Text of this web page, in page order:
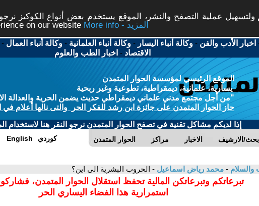
عملية التصفح والنشر، الموقع يستخدم بعض أنواع الكوكيز
on our website
More info - المزيد
اخبار الأدب والفن -وكالة أنباء اليسار -وكالة أنباء العلمانية -وكالة أنباء العمال
الاقتصاد - اخبار الطب والعلوم
الموقع الرئيسي لمؤسسة الحوار المتمدن
يسارية، علمانية، ديمقراطية، تطوعية وغير ربحية
"من أجل مجتمع مدني علماني ديمقراطي حديث يضمن الحرية والعدالة
حاز الحوار المتمدن على جائزة ابن رشد للفكر الحر والتى نالها أعلام في
إذا لديكم مشاكل تقنية في تصفح الحوار المتمدن نرجو النقر هنا لاستخدام
الحوار المتمدن مراكز الاخبار بحث/الارشيف English كوردي
والسلام - محمد رياض اسماعيل - الحروب البشرية الى اين؟
تبرعاتكم وتبرعاتكن المالية تحفظ استقلال الحوار المتمدن،
استمرارية هذا الفضاء اليساري الحر